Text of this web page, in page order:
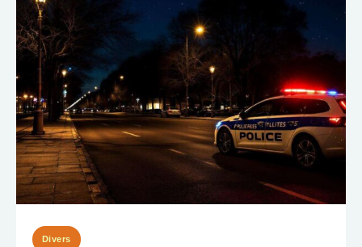
Divers